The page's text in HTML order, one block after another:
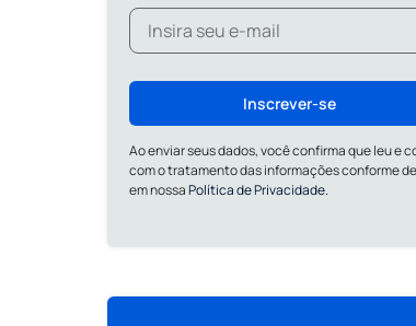
Inscrever-se
Ao enviar seus dados, você confirma que leu e
com o tratamento das informações conforme
em nossaPolítica de Privacidade.